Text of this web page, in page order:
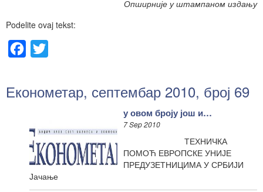
Опширније у штампаном издању
Podelite ovaj tekst:
Facebook
Економетар, септембар 2010, број 69
у овом броју још и…
7 Sep 2010
ТЕХНИЧКА
ПОМОЋ ЕВРОПСКЕ УНИЈЕ
ПРЕДУЗЕТНИЦИМА У СРБИЈИ
Јачање